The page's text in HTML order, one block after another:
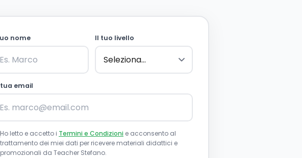
nome Il tuo livello
tua email
Ho letto e accetto i Termini e Condizioni e acconsento al
trattamento dei miei dati per ricevere materiali didattici e
promozionali da Teacher Stefano.